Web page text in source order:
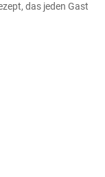
das jeden Gast